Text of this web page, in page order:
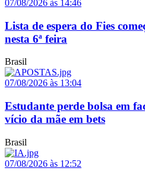
07/08/2026 às 14:46
Lista de espera do Fies
nesta 6ª feira
Brasil
07/08/2026 às 13:04
Estudante perde bolsa em
vício da mãe em bets
Brasil
07/08/2026 às 12:52